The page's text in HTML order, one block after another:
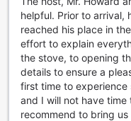
helpful. Prior to arrival,
reached his place in
effort to explain
the stove, to opening
details to ensure a
first time to experience
and I will not have
recommend to bring